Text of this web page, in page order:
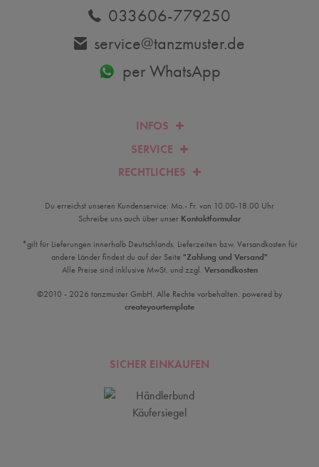
INFOS
SERVICE
RECHTLICHES
033606-779250
service@tanzmuster.de
per WhatsApp
Du erreichst unseren Kundenservice: Mo.- Fr. von 10.00-18.00 Uhr
Schreibe uns auch über unser Kontaktformular
*gilt für Lieferungen innerhalb Deutschlands. Lieferzeiten bzw. Versandkosten für
andere Länder findest du auf der Seite "Zahlung und Versand"
Alle Preise sind inklusive MwSt. und zzgl. Versandkosten
©2010 - 2026 tanzmuster GmbH. Alle Rechte vorbehalten. powered by
createyourtemplate
SICHER EINKAUFEN